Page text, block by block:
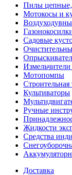
Пилы цепные,
Мотокосы и
Садовые
Мотопомпы
Строительная
Культиваторы
Ручные
Жидкости
Средства
Доставка